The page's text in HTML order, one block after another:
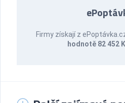
Firmy získají z
hodnotě 82 452